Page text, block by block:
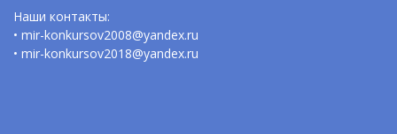
Наши контакты:
• mir-konkursov2008@yandex.ru
• mir-konkursov2018@yandex.ru